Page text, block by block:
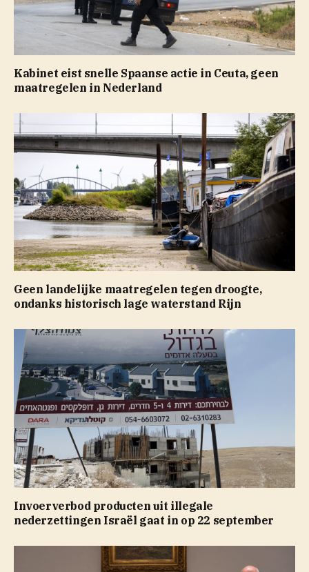
Kabinet eist snelle Spaanse actie in Ceuta, geen
maatregelen in Nederland
Geen landelijke maatregelen tegen droogte,
ondanks historisch lage waterstand Rijn
Invoerverbod producten uit illegale
nederzettingen Israël gaat in op 22 september